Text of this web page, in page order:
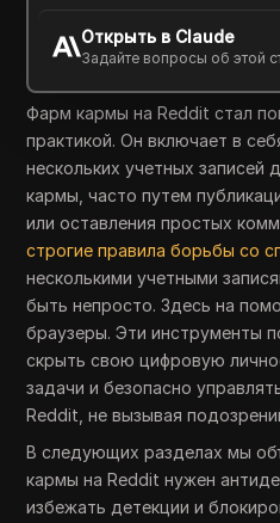
Открыть в Claude
Задайте вопросы об этой
Copy Link
Фарм кармы на Reddit стал
практикой. Он включает в
нескольких учетных записей
кармы, часто путем
или оставления простых
строгие правила борьбы со
несколькими учетными
быть непросто. Здесь на
браузеры. Эти инструменты
скрыть свою цифровую
задачи и безопасно
Reddit, не вызывая
В следующих разделах мы
кармы на Reddit нужен
избежать детекции и